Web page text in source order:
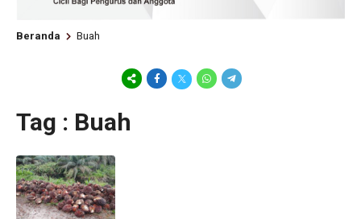
Beranda Buah
Tag : Buah